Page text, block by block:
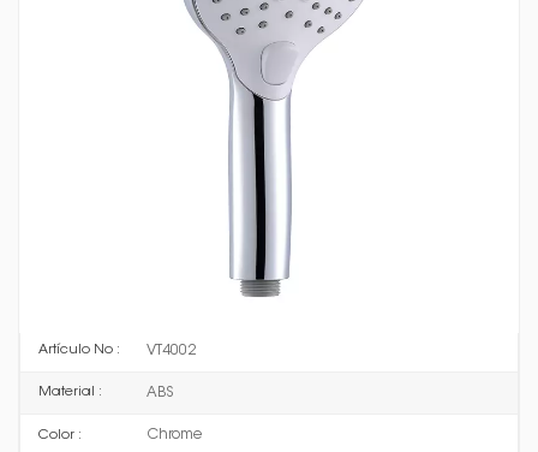
Modos Con Botón De
Encendido/apagado
Este cabezal de ducha cuadrado manual de 3 modos de
cabezal de ducha de mano multifunción con aumento de
presión está hecho de material ambiental ABS con una
exquisita superficie cromada, evita la oxidación y con
Ducha de mano de plástico de cuatro funciones
Función: Aerosol/Turbo/Aerosol+Turbo/Pausa
Artículo No : VT4002
Material : ABS
Color : Chrome